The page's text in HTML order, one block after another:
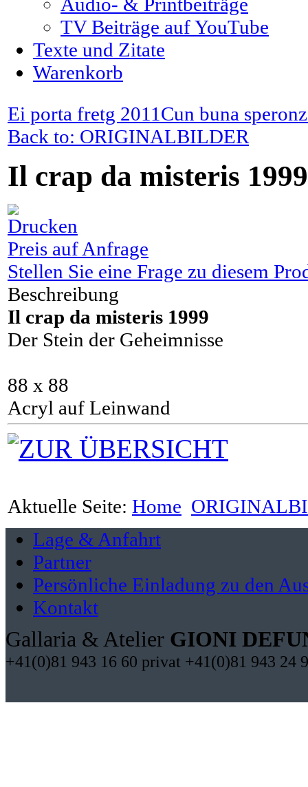
TV Beiträge auf YouTube
Texte und Zitate
Warenkorb
Ei porta fretg 2011 Cun buna
Back to: ORIGINALBILDER
Il crap da misteris 1999
Preis auf Anfrage
Stellen Sie eine Frage zu diesem
Beschreibung
Il crap da misteris 1999
Der Stein der Geheimnisse
88 x 88
Acryl auf Leinwand
ZUR ÜBERSICHT
Aktuelle Seite: Home
Lage & Anfahrt
Partner
Persönliche Einladung zu den
Kontakt
Gallaria & Atelier GIONI
+41(0)81 943 16 60 privat +41(0)81 943 24